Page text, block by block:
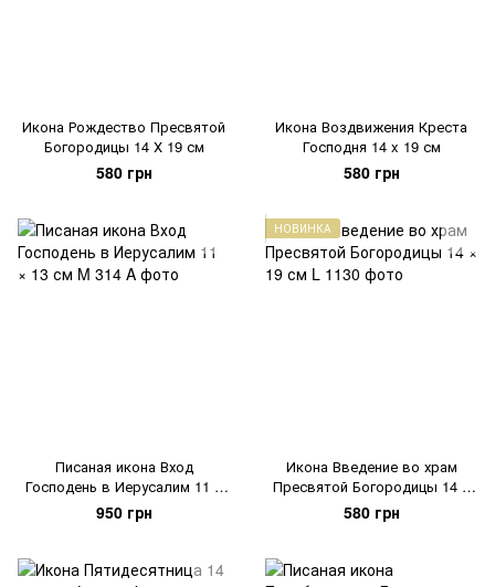
Икона Рождество Пресвятой
Богородицы 14 Х 19 см
580 грн
Икона Воздвижения Креста
Господня 14 x 19 см
580 грн
Писаная икона Вход
Господень в Иерусалим 11 ×
13 см
950 грн
НОВИНКА
Икона Введение во храм
Пресвятой Богородицы 14 ×
19 см
580 грн